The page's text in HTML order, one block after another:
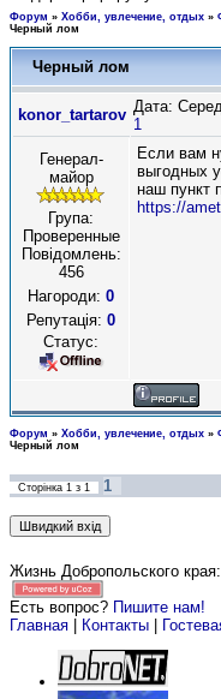
Форум » Хобби, увлечение, отдых »
Черный лом
Черный лом
konor_tartarov Дата:
1
Генерал-
майор
Група:
Проверенные
Повідомлень:
456
Нагороди: 0
Репутація: 0
Статус:
Если вам
выгодных
наш пункт
https://
Форум » Хобби, увлечение, отдых »
Черный лом
Сторінка 1 з 1
1
Жизнь Добропольского
Есть вопрос? Пишите нам!
Главная
Контакты